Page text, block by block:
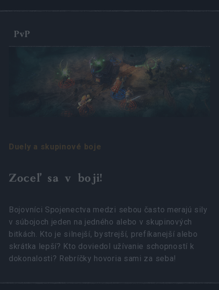
PvP
Duely a skupinové boje
Zoceľ sa v boji!
Bojovníci Spojenectva medzi sebou často merajú sily
v súbojoch jeden na jedného alebo v skupinových
bitkách. Kto je silnejší, bystrejší, prefíkanejší alebo
skrátka lepší? Kto doviedol užívanie schopností k
dokonalosti? Rebríčky hovoria sami za seba!